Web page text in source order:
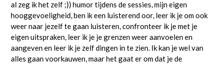
al zeg ik het zelf ;)) humor tijdens de sessies, mijn eigen
hooggevoeligheid, ben ik een luisterend oor, leer ik je om ook
weer naar jezelf te gaan luisteren, confronteer ik je met je
eigen uitspraken, leer ik je je grenzen weer aanvoelen en
aangeven en leer ik je zelf dingen in te zien. Ik kan je wel van
alles gaan voorkauwen, maar het gaat er om dat je de